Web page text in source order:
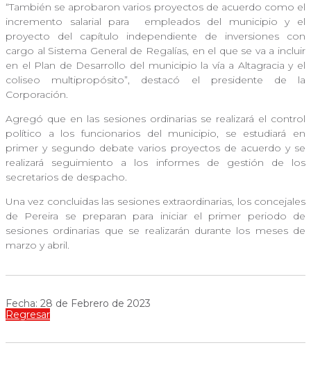
“También se aprobaron varios proyectos de acuerdo como el
incremento salarial para empleados del municipio y el
proyecto del capítulo independiente de inversiones con
cargo al Sistema General de Regalías, en el que se va a incluir
en el Plan de Desarrollo del municipio la vía a Altagracia y el
coliseo multipropósito”, destacó el presidente de la
Corporación.
Agregó que en las sesiones ordinarias se realizará el control
político a los funcionarios del municipio, se estudiará en
primer y segundo debate varios proyectos de acuerdo y se
realizará seguimiento a los informes de gestión de los
secretarios de despacho.
Una vez concluidas las sesiones extraordinarias, los concejales
de Pereira se preparan para iniciar el primer periodo de
sesiones ordinarias que se realizarán durante los meses de
marzo y abril.
Fecha: 28 de Febrero de 2023
Regresar